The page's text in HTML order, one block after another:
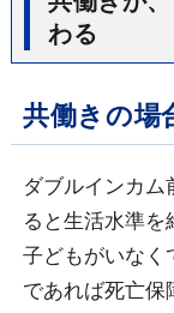
わる
共働きの場
ダブルインカ
ると生活水準を
子どもがいなく
であれば死亡保